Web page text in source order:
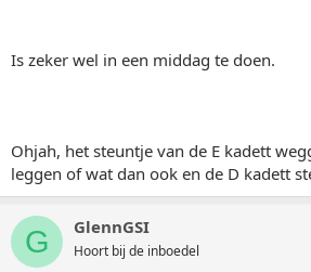
Is zeker wel in een middag te doen.
Ohjah, het steuntje van de E kadett
leggen of wat dan ook en de D kadett
G GlennGSI
Hoort bij de inboedel